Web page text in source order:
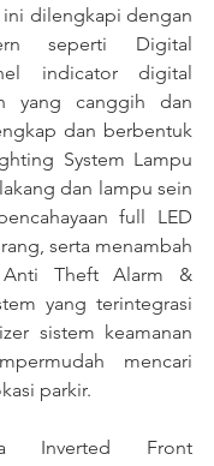
dilengkapi dengan
seperti Digital
indicator digital
yang canggih dan
dan berbentuk
System Lampu
dan lampu sein
full LED
serta menambah
Anti Theft Alarm &
yang terintegrasi
sistem keamanan
mencari
parkir.​
Inverted Front